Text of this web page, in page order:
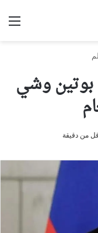
بوتين وشي
من دقيقة